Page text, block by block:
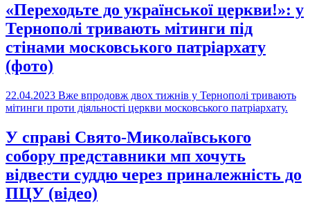
«Переходьте до української церкви!»: у
Тернополі тривають мітинги під
стінами московського патріархату
(фото)
22.04.2023 Вже впродовж двох тижнів у Тернополі тривають
мітинги проти діяльності церкви московського патріархату.
У справі Свято-Миколаївського
собору представники мп хочуть
відвести суддю через приналежність до
ПЦУ (відео)